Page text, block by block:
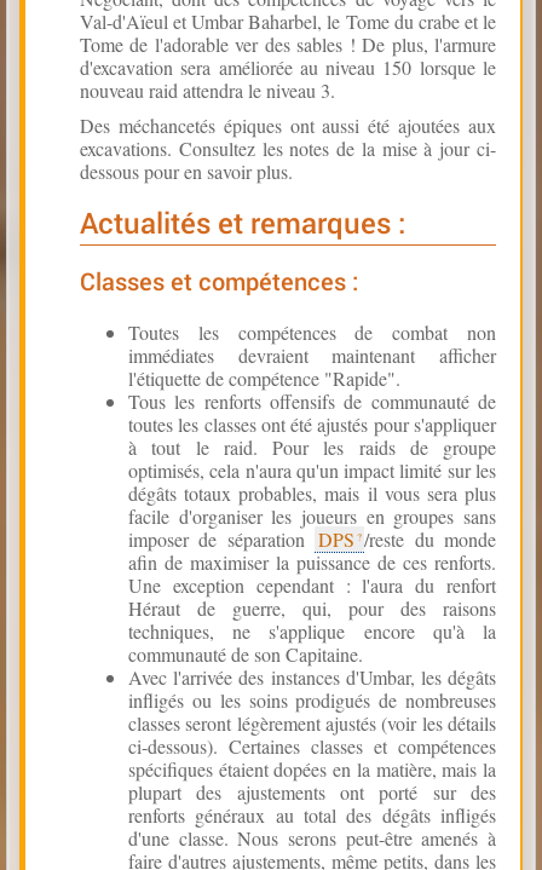
Val-d'Aïeul et Umbar Baharbel, le Tome du crabe et le
Tome de l'adorable ver des sables ! De plus, l'armure
d'excavation sera améliorée au niveau 150 lorsque le
nouveau raid attendra le niveau 3.
Des méchancetés épiques ont aussi été ajoutées aux
excavations. Consultez les notes de la mise à jour ci-
dessous pour en savoir plus.
Actualités et remarques :
Classes et compétences :
Toutes les compétences de combat non
immédiates devraient maintenant afficher
l'étiquette de compétence "Rapide".
Tous les renforts offensifs de communauté de
toutes les classes ont été ajustés pour s'appliquer
à tout le raid. Pour les raids de groupe
optimisés, cela n'aura qu'un impact limité sur les
dégâts totaux probables, mais il vous sera plus
facile d'organiser les joueurs en groupes sans
imposer de séparation DPS /reste du monde
afin de maximiser la puissance de ces renforts.
Une exception cependant : l'aura du renfort
Héraut de guerre, qui, pour des raisons
techniques, ne s'applique encore qu'à la
communauté de son Capitaine.
Avec l'arrivée des instances d'Umbar, les dégâts
infligés ou les soins prodigués de nombreuses
classes seront légèrement ajustés (voir les détails
ci-dessous). Certaines classes et compétences
spécifiques étaient dopées en la matière, mais la
plupart des ajustements ont porté sur des
renforts généraux au total des dégâts infligés
d'une classe. Nous serons peut-être amenés à
faire d'autres ajustements, même petits, dans les